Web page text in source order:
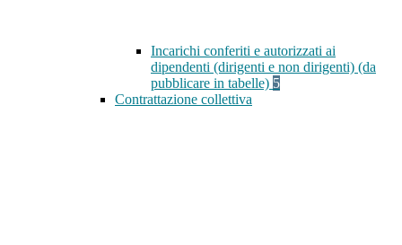
Incarichi conferiti e autorizzati ai
dipendenti (dirigenti e non dirigenti) (da
pubblicare in tabelle) 5
Contrattazione collettiva